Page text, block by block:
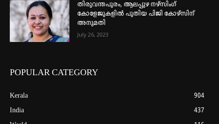
തിരുവന്തപുരം, ആലപ്പുഴ നഴ്‌സിംഗ്
കോളേജുകളില്‍ പുതിയ പിജി കോഴ്‌സിന്
അനുമതി
July 26, 2023
POPULAR CATEGORY
Kerala
904
India
437